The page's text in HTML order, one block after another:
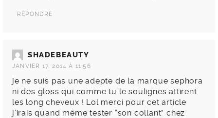
RÉPONDRE
SHADEBEAUTY
JANVIER 17, 2014 À 11:56
je ne suis pas une adepte de la marque sephora
ni des gloss qui comme tu le soulignes attirent
les long cheveux ! Lol merci pour cet article
j’irais quand même tester “son collant” chez